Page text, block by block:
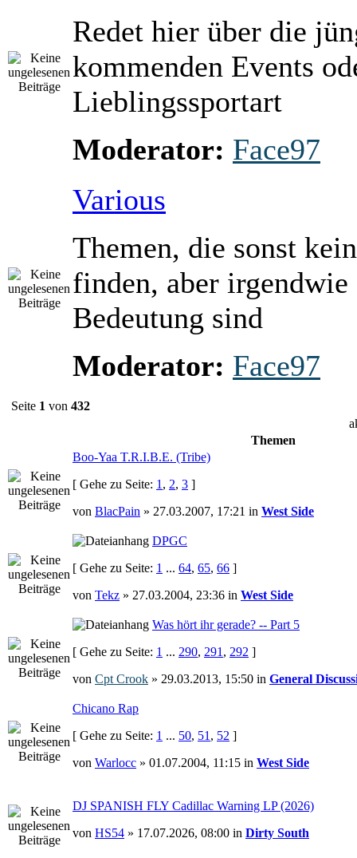
Redet hier über die
kommenden Events
Lieblingssportart
Moderator: Face97
Various
Themen, die sonst
finden, aber irgendwie
Bedeutung sind
Moderator: Face97
Seite 1 von 432
Themen
Boo-Yaa T.R.I.B.E. (Tribe)
[ Gehe zu Seite: 1 , 2, 3 ]
von BlacPain » 27.03.2007, 17:21 in West Side
DPGC
[ Gehe zu Seite: 1 ... 64, 65, 66 ]
von Tekz » 27.03.2004, 23:36 in West Side
Was hört ihr gerade? -- Part 5
[ Gehe zu Seite: 1 ... 290, 291 , 292 ]
von Cpt Crook » 29.03.2013, 15:50 in General
Chicano Rap
[ Gehe zu Seite: 1 ... 50, 51 , 52 ]
von Warlocc » 01.07.2004, 11:15 in West Side
DJ SPANISH FLY Cadillac Warning LP (2026)
von HS54 » 17.07.2026, 08:00 in Dirty South